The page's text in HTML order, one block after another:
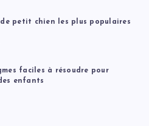
de petit chien les plus populaires
faciles à résoudre pour
enfants